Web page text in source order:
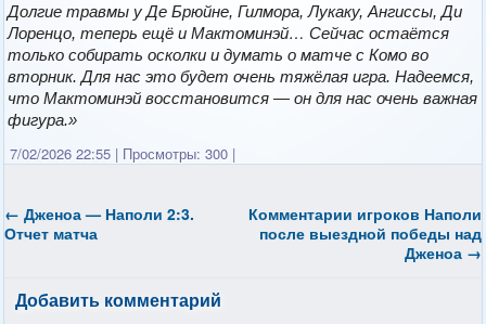
Долгие травмы у Де Брюйне, Гилмора, Лукаку, Ангиссы, Ди
Лоренцо, теперь ещё и Мактоминэй… Сейчас остаётся
только собирать осколки и думать о матче с Комо во
вторник. Для нас это будет очень тяжёлая игра. Надеемся,
что Мактоминэй восстановится — он для нас очень важная
фигура.»
7/02/2026 22:55 | Просмотры: 300 |
← Дженоа — Наполи 2:3.
Отчет матча
Комментарии игроков Наполи
после выездной победы над
Дженоа →
Добавить комментарий